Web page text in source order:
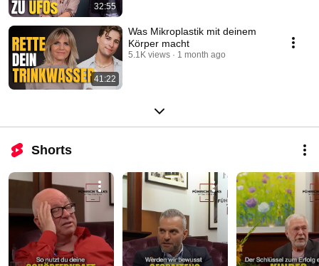
32:55
41:22
Was Mikroplastik mit deinem
Körper macht
5.1K views 1 month ago
Shorts